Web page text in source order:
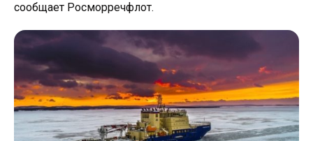
сообщает Росморречфлот.